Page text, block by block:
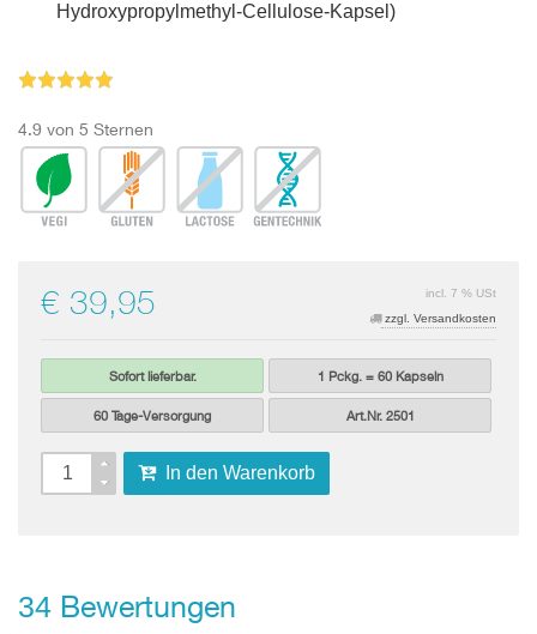
Hydroxypropylmethyl-Cellulose-Kapsel)
4.9 von 5 Sternen
incl. 7 % USt
zzgl. Versandkosten
€ 39,95
Sofort lieferbar. 1 Pckg. = 60 Kapseln
60 Tage-Versorgung Art.Nr. 2501
In den Warenkorb
34 Bewertungen